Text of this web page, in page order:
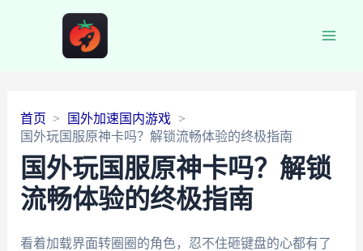
首页
国外加速国内游戏
国外玩国服原神卡吗？解锁流畅体验的终极指南
国外玩国服原神卡吗？解锁
流畅体验的终极指南
看着加载界面转圈圈的角色，忍不住砸键盘的心都有了